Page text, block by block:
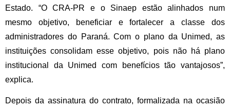
Estado. “O CRA-PR e o Sinaep estão alinhados num
mesmo objetivo, beneficiar e fortalecer a classe dos
administradores do Paraná. Com o plano da Unimed, as
instituições consolidam esse objetivo, pois não há plano
institucional da Unimed com benefícios tão vantajosos”,
explica.
Depois da assinatura do contrato, formalizada na ocasião